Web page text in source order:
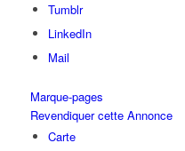
Tumblr
LinkedIn
Mail
Marque-pages
Revendiquer cette Annonce
Carte